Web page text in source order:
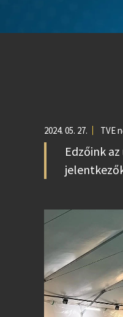
2024. 05. 27. TVE
Edzőink